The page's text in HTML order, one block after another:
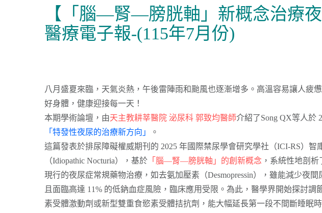
【「腦—腎—膀胱軸」新概念治療
醫療電子報-(115年7月份)
八月盛夏來臨，天氣炎熱，午後雷陣雨和颱風也逐漸增多。高溫容易讓人疲
好身體，健康迎接每一天！
本期學術論壇，由天主教耕莘醫院 泌尿科 郭致均醫師介紹了Song QX等人於
「特發性夜尿的治療新方向」
。
這篇發表於排尿障礙權威期刊的 2025 年國際禁尿學會研究學社（ICI-RS）
（Idiopathic Nocturia），基於 「腦—腎—膀胱軸」的創新概念 ，系統性地剖
現行的夜尿症常規藥物治療，如去氨加壓素（Desmopressin），雖能減少夜
且面臨高達 11% 的低鈉血症風險，臨床應用受限。為此，醫學界開始探討
素受體激動劑或新型雙重食慾素受體拮抗劑，能大幅延長第一段不間斷睡眠時